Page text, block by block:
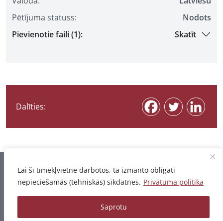
Lai šī tīmekļvietne darbotos, tā izmanto obligāti
nepieciešamās (tehniskās) sīkdatnes. Privātuma politika
Saprotu
Pētījuma statuss:
Nodots
Pievienotie faili (1):
Skatīt
Dalīties:
Informācija pēdējo reizi atjaunota 06.08.2026
© 2026 - Pētījumu un publikāciju datubāze